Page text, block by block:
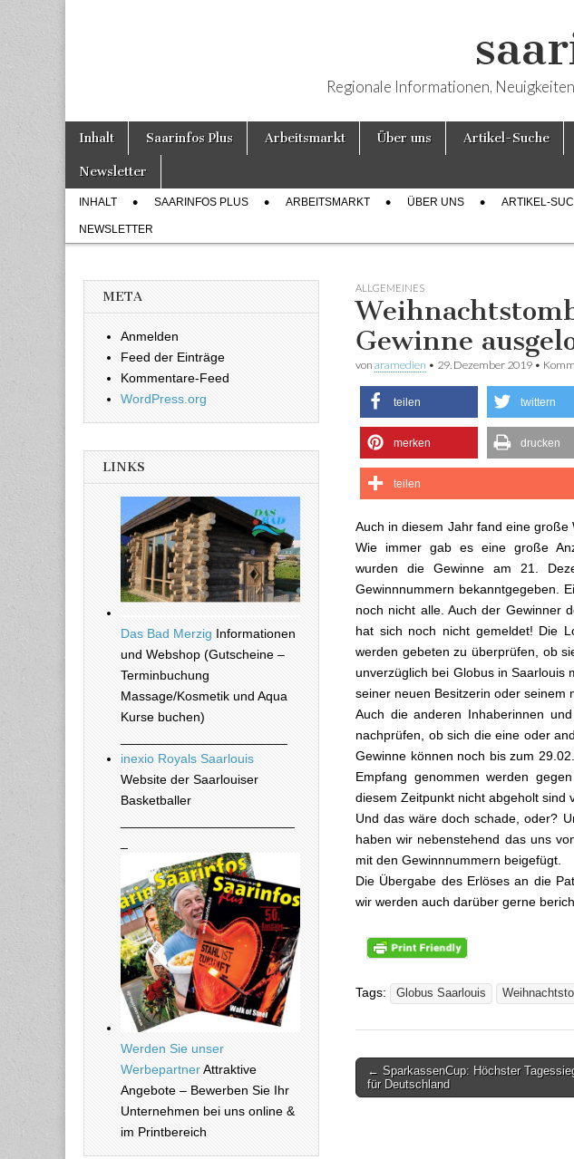
Regionale Informationen,
Hauptmenü
Weiter zum Inhalt
Inhalt Saarinfos Plus Arbeitsmarkt Über uns Artikel-Suche
Newsletter
Untermenü
INHALT SAARINFOS PLUS ARBEITSMARKT ÜBER UNS ARTIKEL-
NEWSLETTER
ALLGEMEINES
Gewinne
von aramedien • 29. Dezember 2019 •
teilen twittern
merken drucken
teilen
Auch in diesem Jahr fand eine
Wie immer gab es eine große
wurden die Gewinne am 21.
Gewinnnummern bekanntgegeben.
noch nicht alle. Auch der Gewinner
hat sich noch nicht gemeldet! Die
werden gebeten zu überprüfen, ob
unverzüglich bei Globus in Saarlouis
seiner neuen Besitzerin oder seinem
Auch die anderen Inhaberinnen
nachprüfen, ob sich die eine oder
Gewinne können noch bis zum
Empfang genommen werden
diesem Zeitpunkt nicht abgeholt sind
Und das wäre doch schade, oder?
haben wir nebenstehend das uns
mit den Gewinnnummern beigefügt.
Die Übergabe des Erlöses an die
wir werden auch darüber gerne
Tags: Globus Saarlouis
Beitragsnavigation
← SparkassenCup: Höchster
für Deutschland
META
Anmelden
Feed der Einträge
Kommentare-Feed
WordPress.org
LINKS
Das Bad Merzig Informationen
und Webshop (Gutscheine –
Terminbuchung
Massage/Kosmetik und Aqua
Kurse buchen)
inexio Royals Saarlouis
Website der Saarlouiser
Basketballer
Werden Sie unser
WerbepartnerAttraktive
Angebote – Bewerben Sie Ihr
Unternehmen bei uns online &
im Printbereich